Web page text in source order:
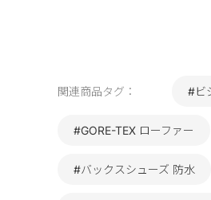
関連商品タグ： #ビ
#GORE-TEX ローファー
#バックスシューズ 防水